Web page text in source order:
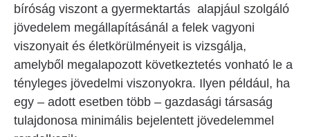
bíróság viszont a gyermektartás alapjául szolgáló
jövedelem megállapításánál a felek vagyoni
viszonyait és életkörülményeit is vizsgálja,
amelyből megalapozott következtetés vonható le a
tényleges jövedelmi viszonyokra. Ilyen például, ha
egy – adott esetben több – gazdasági társaság
tulajdonosa minimális bejelentett jövedelemmel